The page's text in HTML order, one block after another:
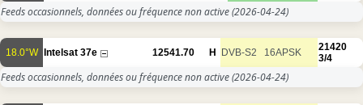
Feeds occasionnels, données ou fréquence non active(2026-04-24)
18.0°W Intelsat 37e 12541.70 H DVB-S2 16APSK
21420
3/4
Feeds occasionnels, données ou fréquence non active(2026-04-24)